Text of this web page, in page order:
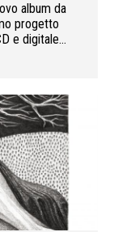
album da
progetto
e digitale…